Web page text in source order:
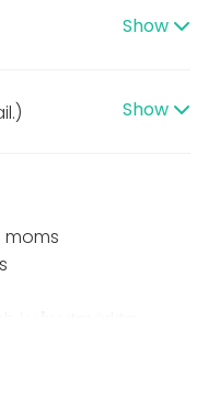
av dagsfärska
mycket som av
lunch och
Show
) Show
moms